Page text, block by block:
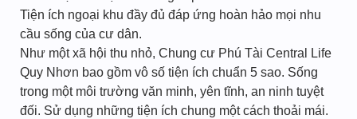
Tiện ích ngoại khu đầy đủ đáp ứng hoàn hảo mọi nhu
cầu sống của cư dân.
Như một xã hội thu nhỏ, Chung cư Phú Tài Central Life
Quy Nhơn bao gồm vô số tiện ích chuẩn 5 sao. Sống
trong một môi trường văn minh, yên tĩnh, an ninh tuyệt
đối. Sử dụng những tiện ích chung một cách thoải mái.